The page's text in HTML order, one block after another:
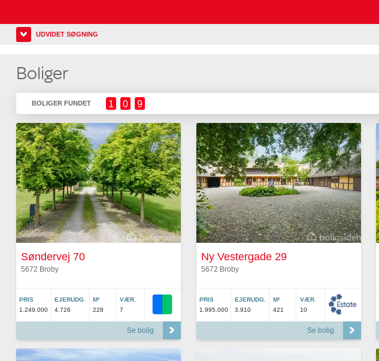
UDVIDET SØGNING
Boliger
BOLIGER FUNDET 1 0 9
Søndervej 70
5672 Broby
PRIS
1.249.000
EJERUDG.
4.726
M²
228
VÆR.
7
Se bolig
Ny Vestergade 29
5672 Broby
PRIS
1.995.000
EJERUDG.
3.910
M²
421
VÆR.
10
Se bolig